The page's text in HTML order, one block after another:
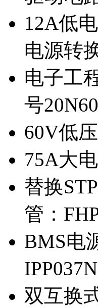
12A低
电源转
电子工
号
60V低
75A大
替换
管：
BMS电
双互换